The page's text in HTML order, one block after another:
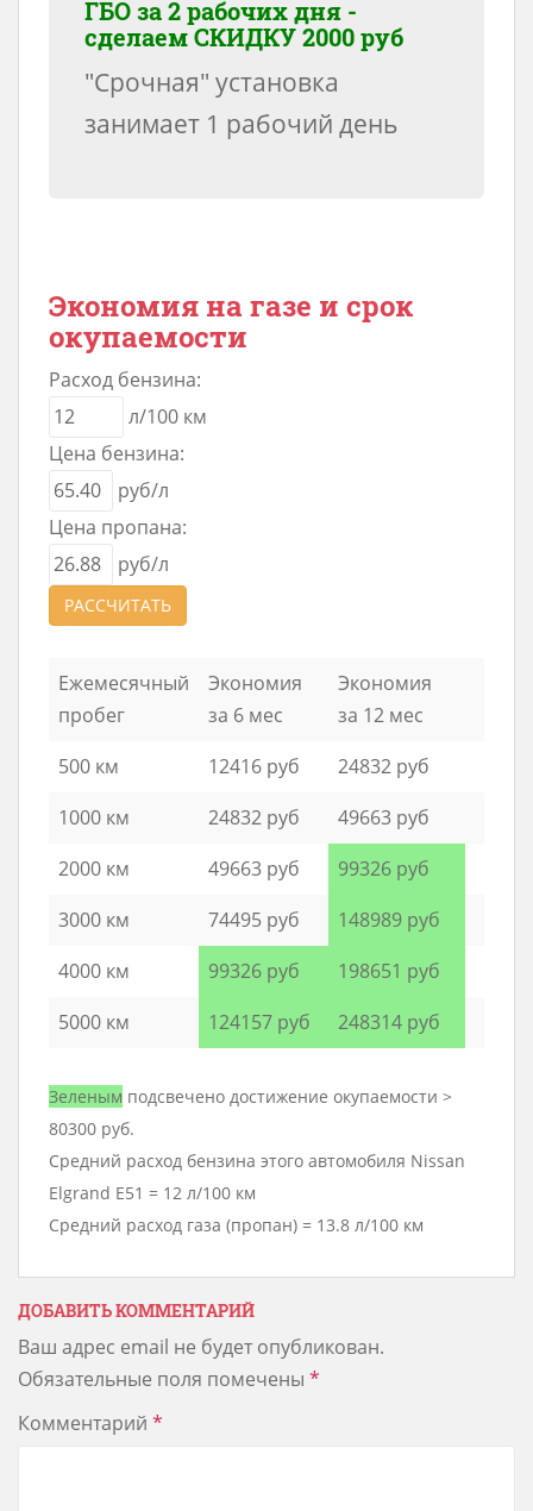
ГБО за 2 рабочих дня -
сделаемСКИДКУ 2000 руб
"Срочная" установка
занимает 1 рабочий день
Экономия на газе и срок
окупаемости
Расход бензина:
л/100 км
Цена бензина:
руб/л
Цена пропана:
руб/л
РАССЧИТАТЬ
Ежемесячный
пробег
Экономия
за 6 мес
Экономия
за 12 мес
500 км
12416 руб
24832 руб
1000 км
24832 руб
49663 руб
2000 км
49663 руб
99326 руб
3000 км
74495 руб
148989 руб
4000 км
99326 руб
198651 руб
5000 км
124157 руб 248314 руб
Зеленым подсвечено достижение окупаемости >
80300 руб.
Средний расход бензина этого автомобиля Nissan
Elgrand E51 = 12 л/100 км
Средний расход газа (пропан) = 13.8 л/100 км
ДОБАВИТЬ КОММЕНТАРИЙ
Ваш адрес email не будет опубликован.
Обязательные поля помечены *
Комментарий *